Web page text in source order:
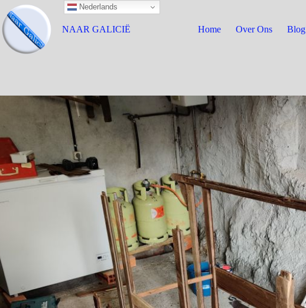
NAAR GALICIË Home Over Ons Blog
Nederlands